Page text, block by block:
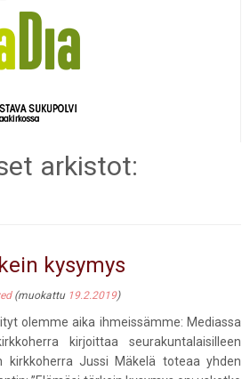
arkistot:
kysymys
(muokattu 19.2.2019)
olemme aika ihmeissämme: Mediassa
kirjoittaa seurakuntalaisilleen
kirkkoherra Jussi Mäkelä toteaa yhden